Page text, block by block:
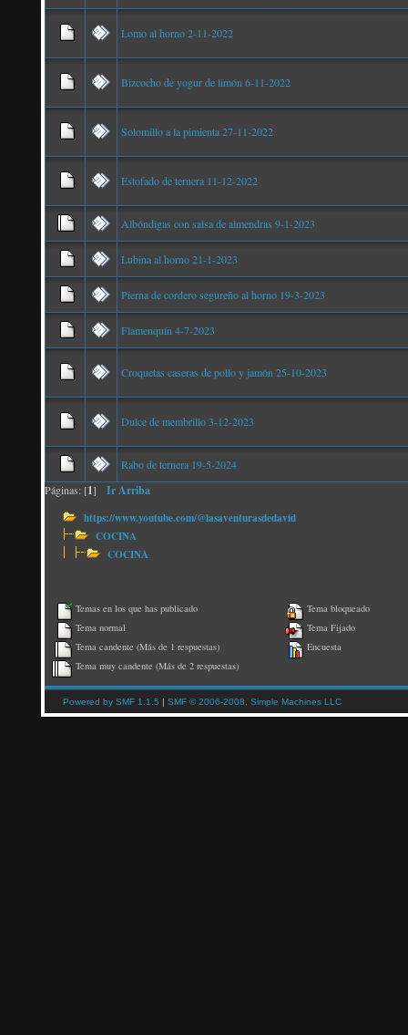
Lomo al horno 2-11-2022
Bizcocho de yogur de limón 6-11-2022
Solomillo a la pimienta 27-11-2022
Estofado de ternera 11-12-2022
Albóndigas con salsa de almendras 9-1-2023
Lubina al horno 21-1-2023
Pierna de cordero segureño al horno 19-3-2023
Flamenquín 4-7-2023
Croquetas caseras de pollo y jamón 25-10-2023
Dulce de membrillo 3-12-2023
Rabo de ternera 19-5-2024
Páginas: [1] Ir Arriba
https://www.youtube.com/@lasaventurasdedavid
COCINA
COCINA
Temas en los que has publicado
Tema normal
Tema candente (Más de 1 respuestas)
Tema muy candente (Más de 2 respuestas)
Tema bloqueado
Tema Fijado
Encuesta
Powered by SMF 1.1.5 | SMF © 2006-2008, Simple Machines LLC